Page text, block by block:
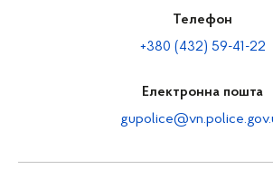
Телефон
+380 (432) 59-41-22
Електронна пошта